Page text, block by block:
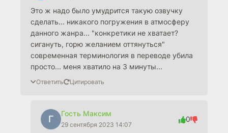
Это ж надо было умудрится такую озвучку
сделать... никакого погружения в атмосферу
данного жанра... "конкретики не хватает?
сигануть, горю желанием оттянуться"
современная терминология в переводе убила
просто... меня хватило на 3 минуты...
Ответить Цитировать
Г
Гость Максим
29 сентября 2023 14:07
0